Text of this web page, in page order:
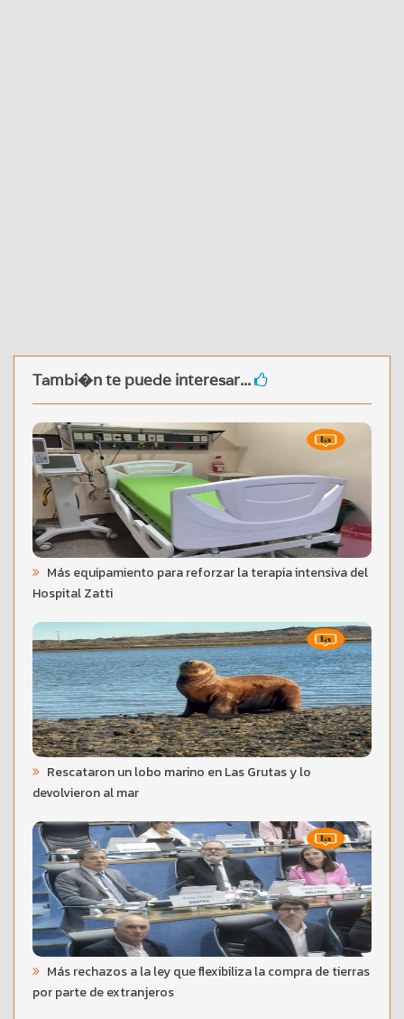
Tambi�n te puede interesar...
Más equipamiento para reforzar la terapia intensiva del
Hospital Zatti
Rescataron un lobo marino en Las Grutas y lo
devolvieron al mar
Más rechazos a la ley que flexibiliza la compra de tierras
por parte de extranjeros